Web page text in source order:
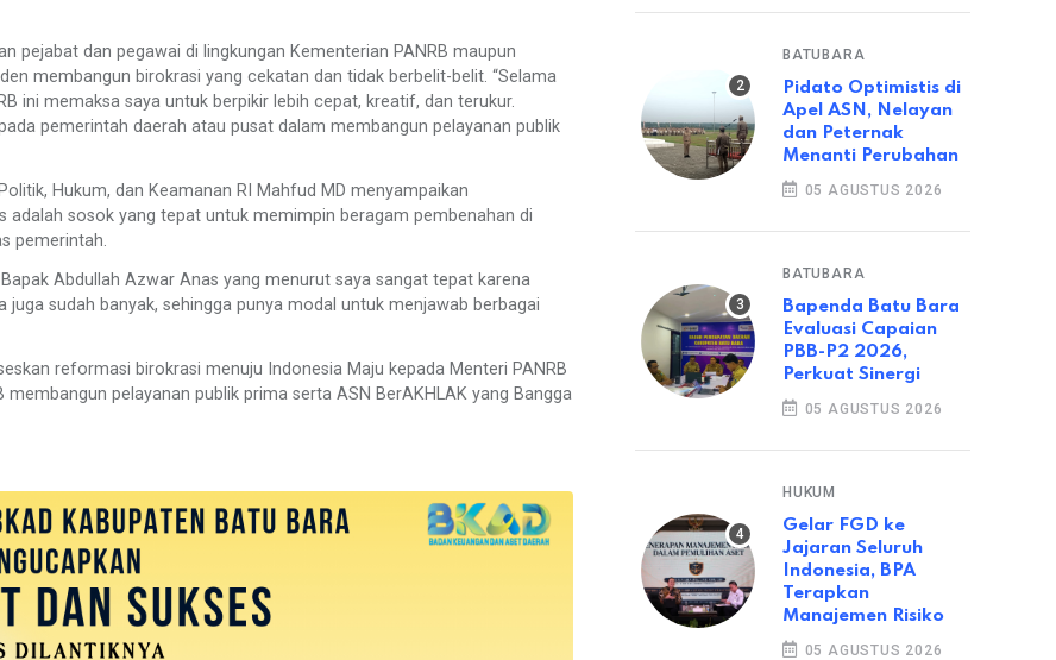
pejabat dan pegawai di lingkungan Kementerian PANRB maupun
membangun birokrasi yang cekatan dan tidak berbelit-belit. “Selama
ini memaksa saya untuk berpikir lebih cepat, kreatif, dan terukur.
pemerintah daerah atau pusat dalam membangun pelayanan publik
Hukum, dan Keamanan RI Mahfud MD menyampaikan
sosok yang tepat untuk memimpin beragam pembenahan di
pemerintah.
Abdullah Azwar Anas yang menurut saya sangat tepat karena
sudah banyak, sehingga punya modal untuk menjawab berbagai
reformasi birokrasi menuju Indonesia Maju kepada Menteri PANRB
pelayanan publik prima serta ASN BerAKHLAK yang Bangga
BATUBARA
Pidato Optimistis di
Apel ASN, Nelayan
dan Peternak
Menanti Perubahan
05 AGUSTUS 2026
BATUBARA
Bapenda Batu Bara
Evaluasi Capaian
PBB-P2 2026,
Perkuat Sinergi
05 AGUSTUS 2026
HUKUM
Gelar FGD ke
Jajaran Seluruh
Indonesia, BPA
Terapkan
Manajemen Risiko
05 AGUSTUS 2026